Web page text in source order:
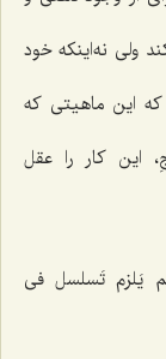
ولی نه‌اینکه خود
این ماهیتی که
، این کار را عقل
یَلزم تَسلسل فی